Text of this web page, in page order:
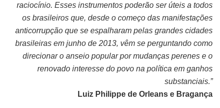
raciocínio. Esses instrumentos poderão ser úteis a todos
os brasileiros que, desde o começo das manifestações
anticorrupção que se espalharam pelas grandes cidades
brasileiras em junho de 2013, vêm se perguntando como
direcionar o anseio popular por mudanças perenes e o
renovado interesse do povo na política em ganhos
substanciais.”
Luiz Philippe de Orleans e Bragança